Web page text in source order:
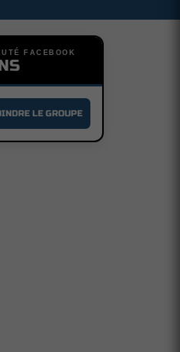
FACEBOOK
LE GROUPE